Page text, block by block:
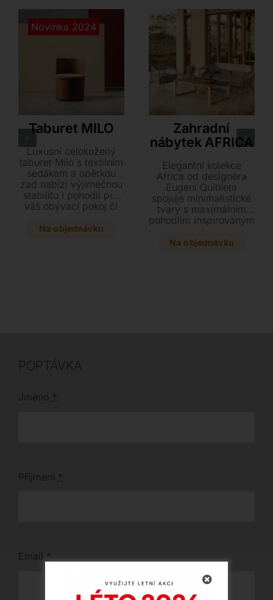
Novinka 2024
Taburet MILO
Luxusní celokožený
taburet Milo s textilním
sedákem a opěrkou
zad nabízí výjimečnou
stabilitu i pohodlí pro
váš obývací pokoj či
mnoha barev dle
Na objednávku
Zahradní
nábytek AFRICA
Elegantní kolekce
Africa od designéra
Eugeni Quitlleta
spojuje minimalistické
tvary s maximálním
pohodlím inspirovaným
Tato nadčasová řada
Na objednávku
POPTÁVKA
Jméno *
Příjmení *
Email *